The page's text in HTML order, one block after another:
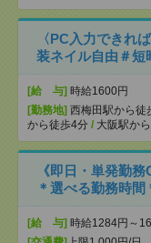
〈PC入力できれ
装ネイル自由＃
[給 与] 時給1600円
[勤務地] 西梅田駅から徒
から徒歩4分 / 大阪駅か
《即日・単発勤
＊選べる勤務時
[給 与] 時給1284円～